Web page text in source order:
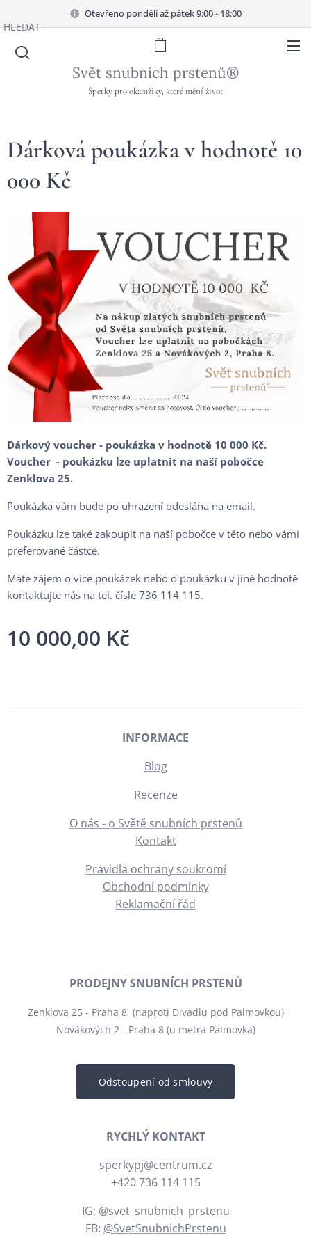
Otevřeno pondělí až pátek 9:00 - 18:00
Svět snubních prstenů®
Šperky pro okamžiky, které mění život
HLEDAT
Dárková poukázka v hodnotě 10
000 Kč
Dárkový voucher - poukázka v hodnotě 10 000 Kč.
Voucher - poukázku lze uplatnit na naší pobočce
Zenklova 25.
Poukázka vám bude po uhrazení odeslána na email.
Poukázku lze také zakoupit na naší pobočce v této nebo vámi
preferované částce.
Máte zájem o více poukázek nebo o poukázku v jiné hodnotě
kontaktujte nás na tel. čísle 736 114 115.
10 000,00 Kč
INFORMACE
Blog
Recenze
O nás - o Světě snubních prstenů
Kontakt
Pravidla ochrany soukromí
Obchodní podmínky
Reklamační řád
PRODEJNY SNUBNÍCH PRSTENŮ
Zenklova 25 - Praha 8 (naproti Divadlu pod Palmovkou)
Novákových 2 - Praha 8 (u metra Palmovka)
Odstoupení od smlouvy
RYCHLÝ KONTAKT
sperkypj@centrum.cz
+420 736 114 115
IG: @svet_snubnich_prstenu
FB: @SvetSnubnichPrstenu